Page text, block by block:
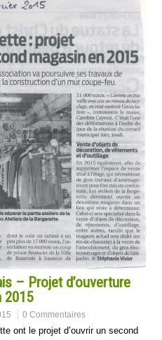
– Projet d’ouverture
2015
0 Commentaires
ont le projet d’ouvrir un second